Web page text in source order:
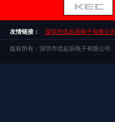
友情链接： 深圳市优起辰电子有限公司
版权所有：深圳市优起辰电子有限公司